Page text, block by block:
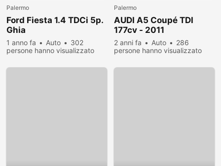
Palermo
Ford Fiesta 1.4 TDCi 5p.
Ghia
1 anno fa Auto
302
persone hanno visualizzato
Palermo
AUDI A5 Coupé TDI
177cv - 2011
2 anni fa Auto
286
persone hanno visualizzato